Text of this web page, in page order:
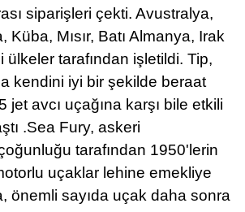
siparişleri çekti. Avustralya,
Küba, Mısır, Batı Almanya, Irak
tarafından işletildi. Tip,
kendini iyi bir şekilde beraat
jet avcı uçağına karşı bile etkili
.Sea Fury, askeri
tarafından 1950'lerin
uçaklar lehine emekliye
önemli sayıda uçak daha sonra